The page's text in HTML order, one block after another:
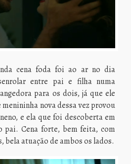
cena foda foi ao ar no dia
entre pai e filha numa
para os dois, já que ele
nova dessa vez provou
e ela que foi descoberta em
pai. Cena forte, bem feita, com
bela atuação de ambos os lados.